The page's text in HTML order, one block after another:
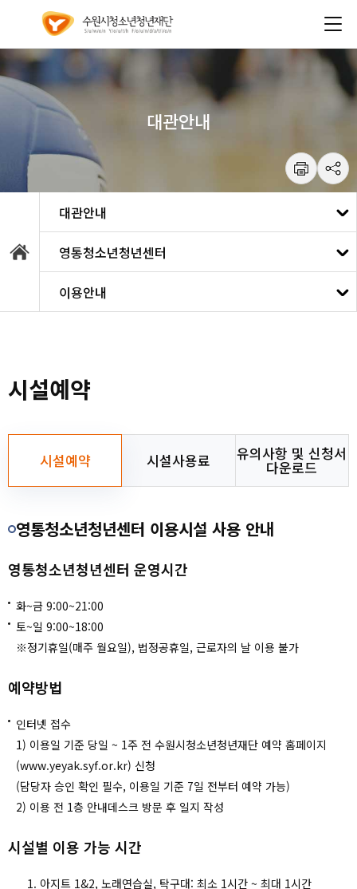
건
너
주메뉴 바로가기
본문 바로가기
대관안내
통합예약
강좌안내
고객센터
마이페이지
회원메뉴
사이트도우미
영통청소년청년센터
수원청소년문화센터
영통청소년청년센터
칠보청소년청년센터
천천청소년청년센터
권선배움마루
할인안내
이용안내
시설예약
시설예약 시설사용료 유의사항 및 신청서
다운로드
영통청소년청년센터 이용시설 사용 안내
영통청소년청년센터 운영시간
화~금 9:00~21:00
토~일 9:00~18:00
※정기휴일(매주 월요일), 법정공휴일, 근로자의 날 이용 불가
예약방법
인터넷 접수
1) 이용일 기준 당일 ~ 1주 전 수원시청소년청년재단 예약 홈페이지
(www.yeyak.syf.or.kr) 신청
(담당자 승인 확인 필수, 이용일 기준 7일 전부터 예약 가능)
2) 이용 전 1층 안내데스크 방문 후 일지 작성
시설별 이용 가능 시간
아지트 1&2, 노래연습실, 탁구대: 최소 1시간 ~ 최대 1시간